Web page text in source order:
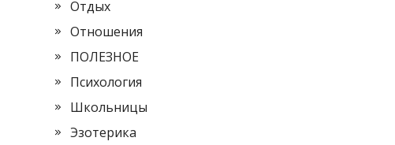
Отдых
Отношения
ПОЛЕЗНОЕ
Психология
Школьницы
Эзотерика